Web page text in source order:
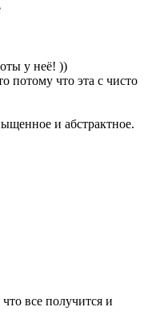
у неё! ))
потому что эта с чисто
и абстрактное.
все получится и